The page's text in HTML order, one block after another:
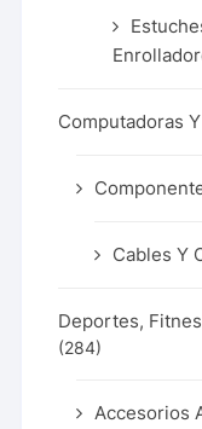
Computadoras
Cables Y
Deportes,
(284)
Accesorios